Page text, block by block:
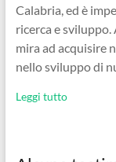
Calabria, ed è
ricerca e
mira ad acquisire
nello sviluppo di
Leggi tutto